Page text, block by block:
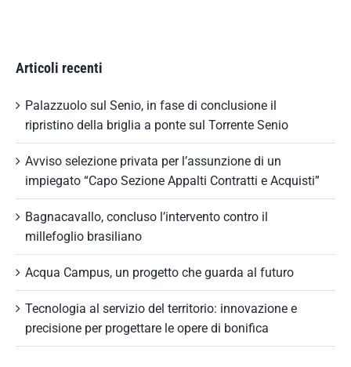
Articoli recenti
Palazzuolo sul Senio, in fase di conclusione il
ripristino della briglia a ponte sul Torrente Senio
Avviso selezione privata per l’assunzione di un
impiegato “Capo Sezione Appalti Contratti e Acquisti”
Bagnacavallo, concluso l’intervento contro il
millefoglio brasiliano
Acqua Campus, un progetto che guarda al futuro
Tecnologia al servizio del territorio: innovazione e
precisione per progettare le opere di bonifica